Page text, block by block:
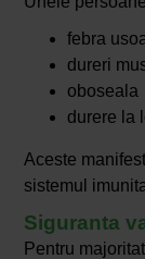
febra
dureri
oboseala
durere la
Aceste
sistemul
Siguranta
Pentru